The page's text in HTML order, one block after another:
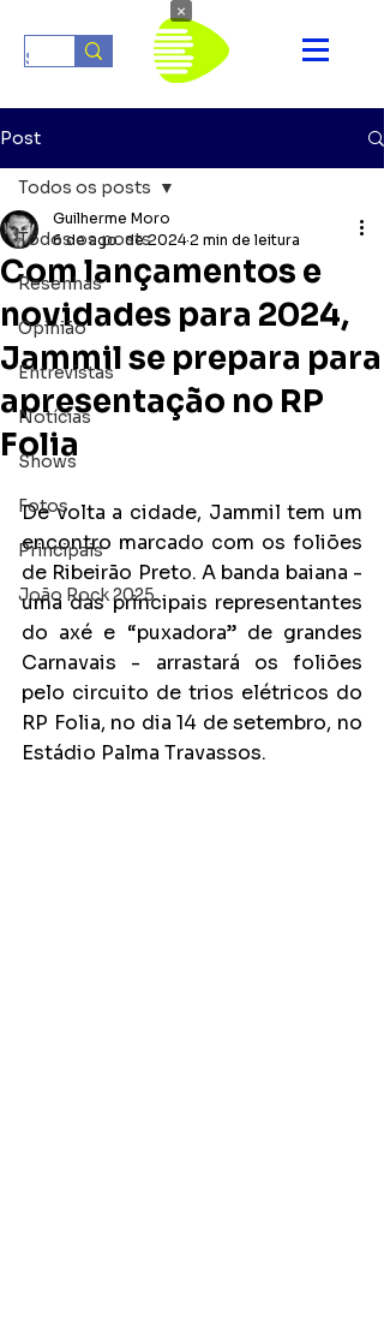
Post
Todos os posts
Resenhas
Opinião
Entrevistas
Notícias
Shows
Fotos
Principais
João Rock 2025
Todos os posts
Com lançamentos e
novidades para 2024,
Jammil se prepara para
apresentação no RP
Folia
Guilherme Moro
6 de ago. de 2024 2 min de leitura
De volta a cidade, Jammil tem um
encontro marcado com os foliões
de Ribeirão Preto. A banda baiana -
uma das principais representantes
do axé e “puxadora” de grandes
Carnavais - arrastará os foliões
pelo circuito de trios elétricos do
RP Folia, no dia 14 de setembro, no
Estádio Palma Travassos.
×